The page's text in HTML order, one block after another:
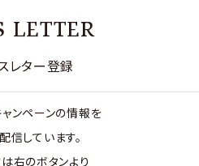
LETTER
レター登録
ンペーンの情報を
信しています。
右のボタンより